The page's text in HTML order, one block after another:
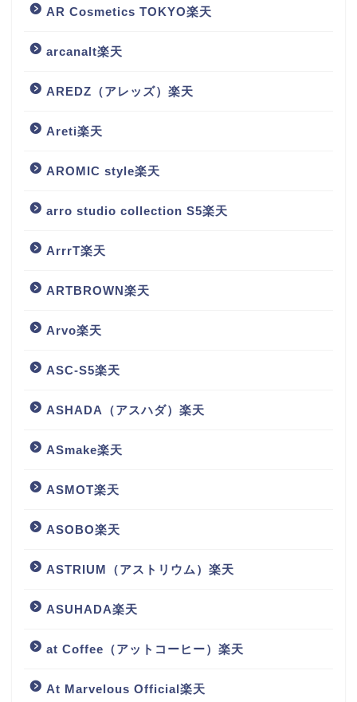
AR Cosmetics TOKYO楽天
arcanalt楽天
AREDZ（アレッズ）楽天
Areti楽天
AROMIC style楽天
arro studio collection S5楽天
ArrrT楽天
ARTBROWN楽天
Arvo楽天
ASC-S5楽天
ASHADA（アスハダ）楽天
ASmake楽天
ASMOT楽天
ASOBO楽天
ASTRIUM（アストリウム）楽天
ASUHADA楽天
at Coffee（アットコーヒー）楽天
At Marvelous Official楽天